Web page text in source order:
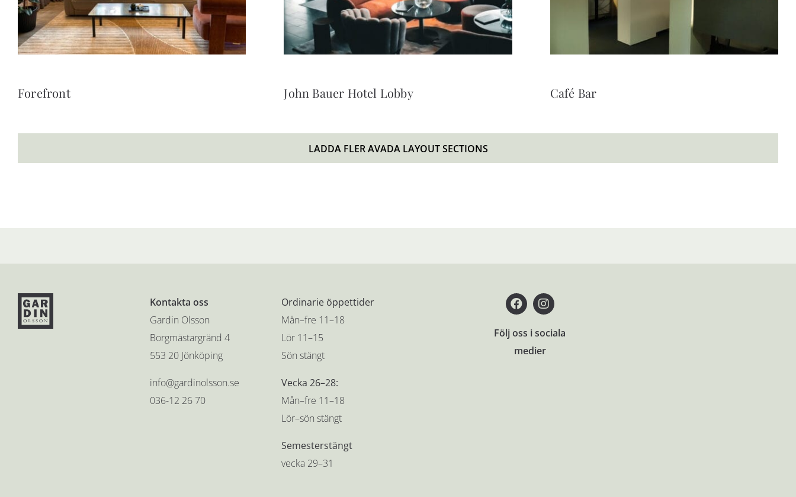
Forefront John Bauer Hotel Lobby Café Bar
LADDA FLER AVADA LAYOUT SECTIONS
Kontakta oss
Gardin Olsson
Borgmästargränd 4
553 20 Jönköping
info@gardinolsson.se
036-12 26 70
Ordinarie öppettider
Mån–fre 11–18
Lör 11–15
Sön stängt
Vecka 26–28:
Mån–fre 11–18
Lör–sön stängt
Semesterstängt
vecka 29–31
Följ oss i sociala
medier